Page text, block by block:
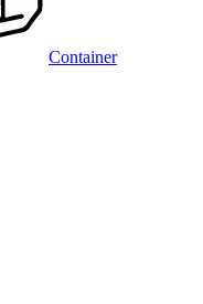
Container